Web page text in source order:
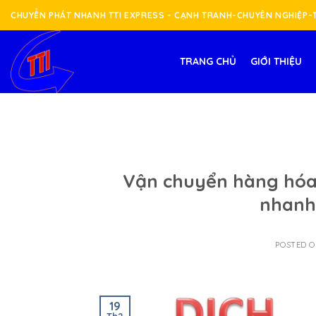
Skip
content
CHUYỂN PHÁT NHANH TTI EXPRESS - CẠNH TRANH-CHUYÊN
TRANG CHỦ GIỚI THIỆU
Vận chuyển hàng
POSTED
19